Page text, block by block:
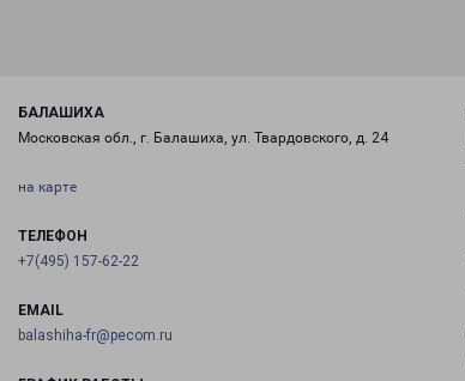
БАЛАШИХА
Московская обл., г. Балашиха, ул. Твардовского, д. 24
на карте
ТЕЛЕФОН
+7(495) 157-62-22
EMAIL
balashiha-fr@pecom.ru